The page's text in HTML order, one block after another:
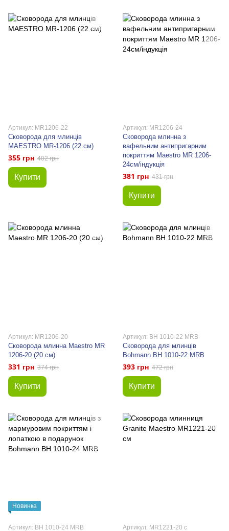
Артикул: MR1206-22
Сковорода для млинців
MAESTRO MR-1206 (22 см)
355 грн 402 грн
Купити
Артикул: MR1206-24
Сковорода млинна з
вафельним антипригарним
покриттям Maestro MR 1206-
24см/індукція
381 грн 431 грн
Купити
Артикул: MR1206-20
Сковорода млинна Maestro MR
1206-20 (20 см)
331 грн 374 грн
Купити
Артикул: BH 1010-22 MRB
Сковорода для млинців
Bohmann BH 1010-22 MRB
393 грн 472 грн
Купити
Новинка
Артикул: BH 1010-24 MRB Артикул: MR1221-20 с